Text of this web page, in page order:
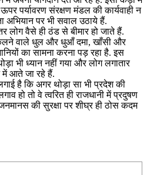
पर्यावरण संरक्षण मंडल की कार्यवाही न
अभियान पर भी सवाल उठाये हैं.
लोग वैसे ही ठंड से बीमार हो जाते हैं.
वाले धुल और धुआँ दमा, खाँसी और
का सामना करना पड़ रहा है. इस
भी ध्यान नहीं गया और लोग लगातार
में आते जा रहे हैं.
है कि अगर थोड़ा सा भी प्रदेश की
हो तो वे त्वरित ही राजधानी में प्रदुषण
की सुरक्षा पर शीघ्र ही ठोस कदम